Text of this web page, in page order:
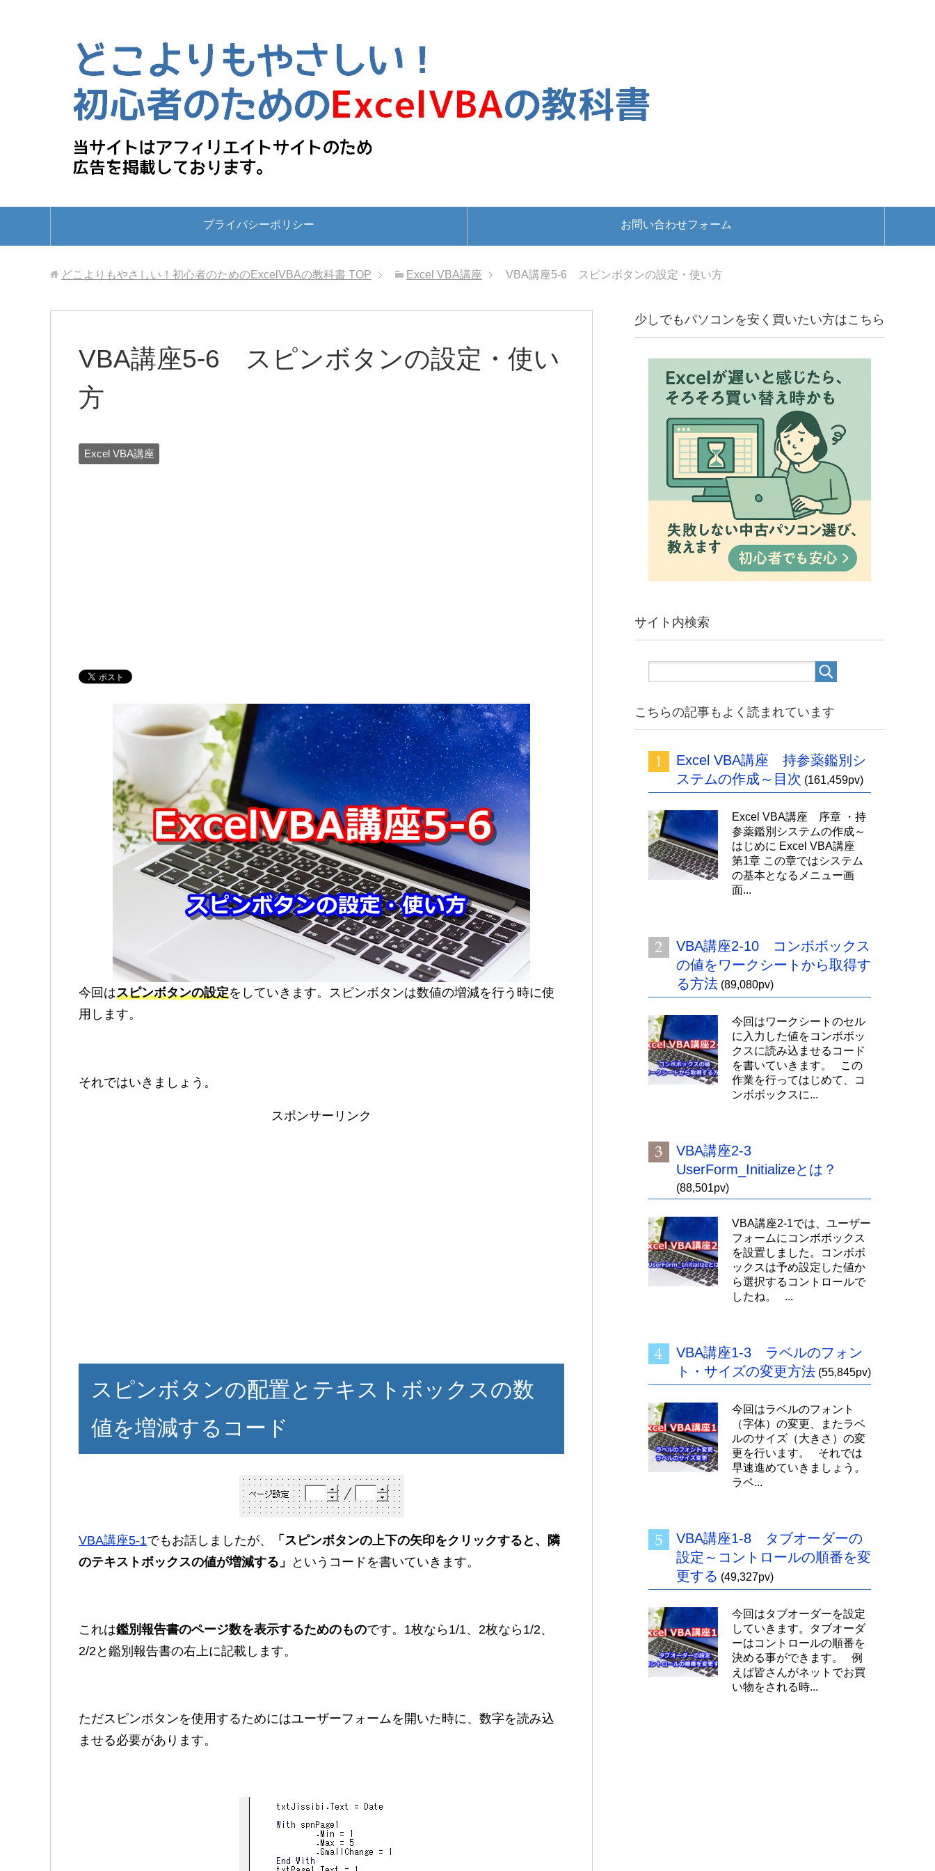
プライバシーポリシー お問い合わせフォーム
どこよりもやさしい！初心者のためのExcelVBAの教科書 TOP Excel VBA講座 VBA講座5-6 スピンボタンの設定・使い方
VBA講座5-6 スピンボタンの設定・使い
方
Excel VBA講座
今回はスピンボタンの設定をしていきます。スピンボタンは数値の増減を行う時に使
用します。
それではいきましょう。
スポンサーリンク
スピンボタンの配置とテキストボックスの数
値を増減するコード
VBA講座5-1でもお話しましたが、
「スピンボタンの上下の矢印をクリックすると、隣
のテキストボックスの値が増減する」
というコードを書いていきます。
これは鑑別報告書のページ数を表示するためのものです。1枚なら1/1、2枚なら1/2、
2/2と鑑別報告書の右上に記載します。
ただスピンボタンを使用するためにはユーザーフォームを開いた時に、数字を読み込
ませる必要があります。
少しでもパソコンを安く買いたい方はこちら
サイト内検索
こちらの記事もよく読まれています
Excel VBA講座 持参薬鑑別シ
ステムの作成～目次 (161,459pv)
Excel VBA講座 序章 ・持
参薬鑑別システムの作成～
はじめに Excel VBA講座
第1章 この章ではシステム
の基本となるメニュー画
面...
VBA講座2-10 コンボボックス
の値をワークシートから取得す
る方法 (89,080pv)
今回はワークシートのセル
に入力した値をコンボボッ
クスに読み込ませるコード
を書いていきます。 この
作業を行ってはじめて、コ
ンボボックスに...
VBA講座2-3
UserForm_Initializeとは？
(88,501pv)
VBA講座2-1では、ユーザー
フォームにコンボボックス
を設置しました。コンボボ
ックスは予め設定した値か
ら選択するコントロールで
したね。 ...
VBA講座1-3 ラベルのフォン
ト・サイズの変更方法 (55,845pv)
今回はラベルのフォント
（字体）の変更、またラベ
ルのサイズ（大きさ）の変
更を行います。 それでは
早速進めていきましょう。
ラベ...
VBA講座1-8 タブオーダーの
設定～コントロールの順番を変
更する (49,327pv)
今回はタブオーダーを設定
していきます。タブオーダ
ーはコントロールの順番を
決める事ができます。 例
えば皆さんがネットでお買
い物をされる時...